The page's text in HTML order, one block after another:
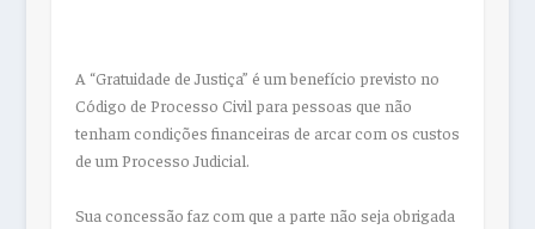
A “Gratuidade de Justiça” é um benefício previsto no
Código de Processo Civil para pessoas que não
tenham condições financeiras de arcar com os custos
de um Processo Judicial.
Sua concessão faz com que a parte não seja obrigada